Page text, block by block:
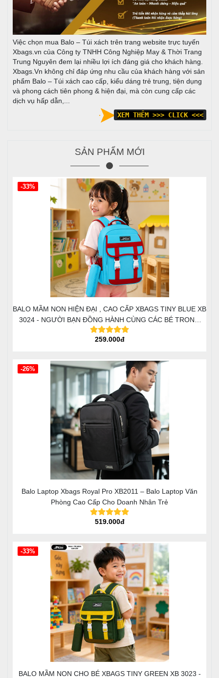
Việc chọn mua Balo – Túi xách trên trang website trực tuyến
Xbags.vn của Công ty TNHH Công Nghiệp May & Thời Trang
Trung Nguyên đem lại nhiều lợi ích đáng giá cho khách hàng.
Xbags.Vn không chỉ đáp ứng nhu cầu của khách hàng với sản
phẩm Balo – Túi xách cao cấp, kiểu dáng trẻ trung, tiện dụng
và phong cách tiên phong & hiện đại, mà còn cung cấp các
dịch vụ hấp dẫn,...
XEM THÊM >>> CLICK <<<
SẢN PHẨM MỚI
BALO MẦM NON HIỆN ĐẠI , CAO CẤP XBAGS TINY BLUE XB
3024 - NGƯỜI BẠN ĐỒNG HÀNH CÙNG CÁC BÉ TRONG
HÀNH TRÌNH ĐẦU ĐỜI
259.000đ
-33%
Balo Laptop Xbags Royal Pro XB2011 – Balo Laptop Văn
Phòng Cao Cấp Cho Doanh Nhân Trẻ
519.000đ
-26%
BALO MẦM NON CHO BÉ XBAGS TINY GREEN XB 3023 -
-33%